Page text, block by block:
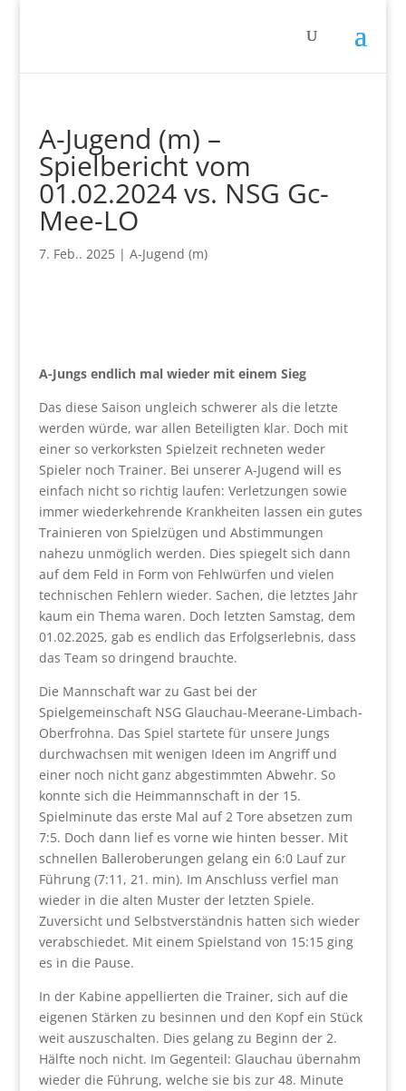
A-Jugend (m) –
Spielbericht vom
01.02.2024 vs. NSG Gc-
Mee-LO
7. Feb.. 2025| A-Jugend (m)
A-Jungs endlich mal wieder mit einem Sieg
Das diese Saison ungleich schwerer als die letzte
werden würde, war allen Beteiligten klar. Doch mit
einer so verkorksten Spielzeit rechneten weder
Spieler noch Trainer. Bei unserer A-Jugend will es
einfach nicht so richtig laufen: Verletzungen sowie
immer wiederkehrende Krankheiten lassen ein gutes
Trainieren von Spielzügen und Abstimmungen
nahezu unmöglich werden. Dies spiegelt sich dann
auf dem Feld in Form von Fehlwürfen und vielen
technischen Fehlern wieder. Sachen, die letztes Jahr
kaum ein Thema waren. Doch letzten Samstag, dem
01.02.2025, gab es endlich das Erfolgserlebnis, dass
das Team so dringend brauchte.
Die Mannschaft war zu Gast bei der
Spielgemeinschaft NSG Glauchau-Meerane-Limbach-
Oberfrohna. Das Spiel startete für unsere Jungs
durchwachsen mit wenigen Ideen im Angriff und
einer noch nicht ganz abgestimmten Abwehr. So
konnte sich die Heimmannschaft in der 15.
Spielminute das erste Mal auf 2 Tore absetzen zum
7:5. Doch dann lief es vorne wie hinten besser. Mit
schnellen Balleroberungen gelang ein 6:0 Lauf zur
Führung (7:11, 21. min). Im Anschluss verfiel man
wieder in die alten Muster der letzten Spiele.
Zuversicht und Selbstverständnis hatten sich wieder
verabschiedet. Mit einem Spielstand von 15:15 ging
es in die Pause.
In der Kabine appellierten die Trainer, sich auf die
eigenen Stärken zu besinnen und den Kopf ein Stück
weit auszuschalten. Dies gelang zu Beginn der 2.
Hälfte noch nicht. Im Gegenteil: Glauchau übernahm
wieder die Führung, welche sie bis zur 48. Minute